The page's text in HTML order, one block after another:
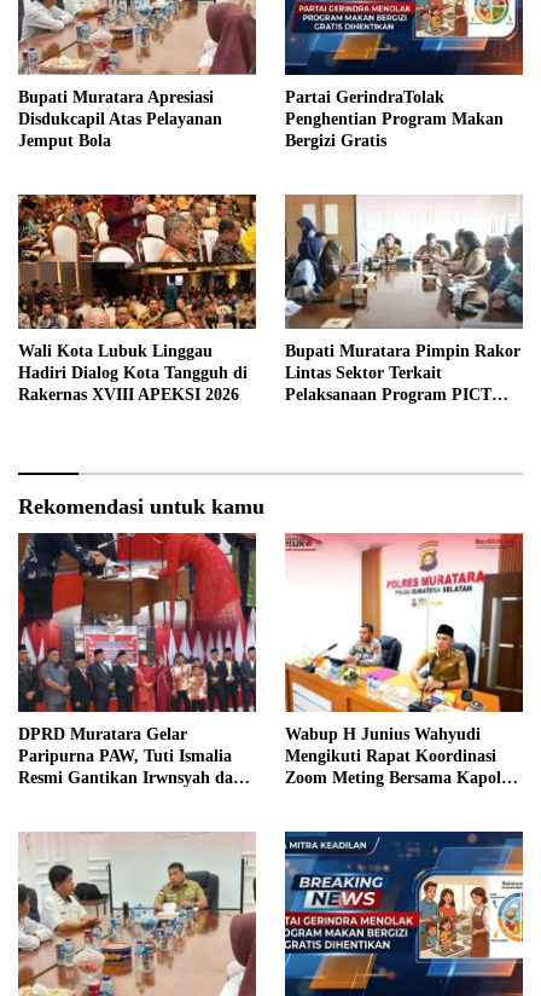
Bupati Muratara Apresiasi
Disdukcapil Atas Pelayanan
Jemput Bola
Partai GerindraTolak
Penghentian Program Makan
Bergizi Gratis
Wali Kota Lubuk Linggau
Hadiri Dialog Kota Tangguh di
Rakernas XVIII APEKSI 2026
Bupati Muratara Pimpin Rakor
Lintas Sektor Terkait
Pelaksanaan Program PICT
Rekomendasi untuk kamu
DPRD Muratara Gelar
Paripurna PAW, Tuti Ismalia
Resmi Gantikan Irwnsyah dari
Wabup H Junius Wahyudi
Mengikuti Rapat Koordinasi
Zoom Meting Bersama Kapolres